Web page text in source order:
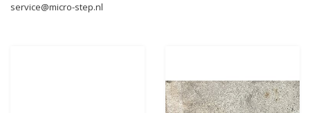
service@micro-step.nl